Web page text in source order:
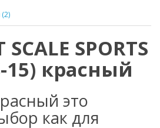
SPORTS
15) красный
это
как для